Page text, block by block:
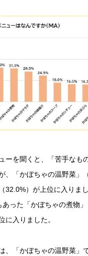
ーを聞くと、「苦手なも
、「かぼちゃの温野菜」
32.0%）が上位に入りま
あった「かぼちゃの煮物
に入りました。
、「かぼちゃの温野菜」